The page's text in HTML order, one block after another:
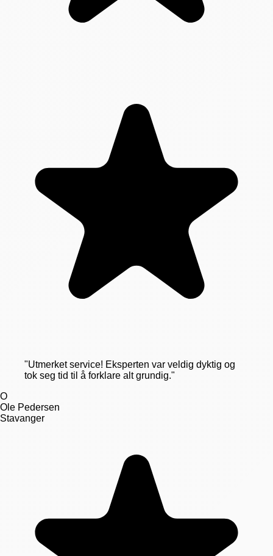
"Utmerket service! Eksperten var veldig dyktig og
tok seg tid til å forklare alt grundig."
O
Ole Pedersen
Stavanger